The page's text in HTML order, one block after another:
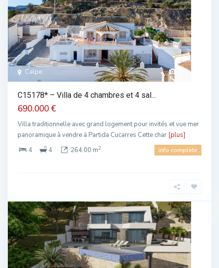
Calpe
C15178* – Villa de 4 chambres et 4 sal...
690.000 €
Villa traditionnelle avec grand logement pour invités et vue mer
panoramique à vendre à Partida Cucarres Cette char [plus]
4
4 264.00 m2 info complète